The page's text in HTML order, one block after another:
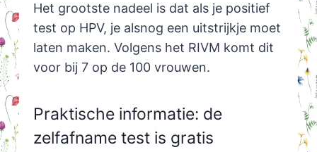
Het grootste nadeel is dat als je positief
test op HPV, je alsnog een uitstrijkje moet
laten maken. Volgens het RIVM komt dit
voor bij 7 op de 100 vrouwen.
Praktische informatie: de
zelfafname test is gratis